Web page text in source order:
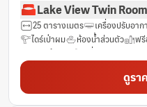
Lake View Twin Room
25 ตารางเมตร เครื่องปรับอาก
ไดร์เป่าผม
ห้องน้ำส่วนตัว ฟรี
รองเท้าแตะ
น้ำดื่มบรรจุขว
กาน้ำร้อนไฟฟ้า
ฝักบัว บริกา
ดูรา